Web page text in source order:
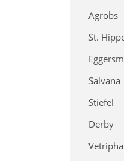
Agrobs
St.
Salvana
Stiefel
Derby